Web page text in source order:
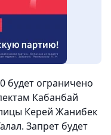
будет ограничено
Кабанбай
Керей Жанибек
Запрет будет